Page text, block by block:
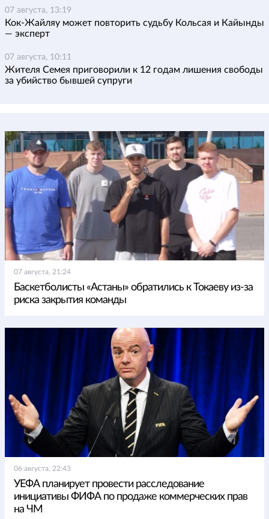
07 августа, 13:19
Кок-Жайляу может повторить судьбу Кольсая и Кайынды
— эксперт
07 августа, 10:11
Жителя Семея приговорили к 12 годам лишения свободы
за убийство бывшей супруги
07 августа, 21:24
Баскетболисты «Астаны» обратились к Токаеву из-за
риска закрытия команды
06 августа, 22:43
УЕФА планирует провести расследование
инициативы ФИФА по продаже коммерческих прав
на ЧМ